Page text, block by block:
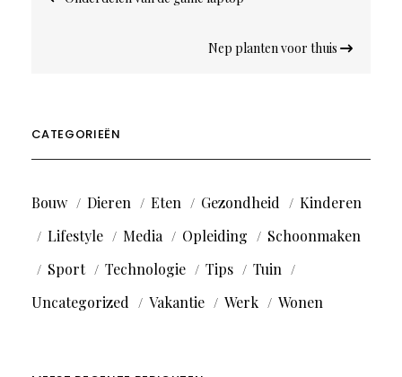
navigatie
Nep planten voor thuis
CATEGORIEËN
Bouw Dieren Eten Gezondheid
Kinderen
Lifestyle
Media Opleiding
Schoonmaken
Sport
Technologie Tips
Tuin
Uncategorized
Vakantie Werk Wonen